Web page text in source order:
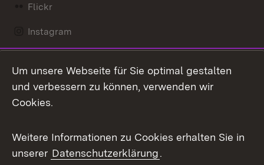
Flickr
Instagram
Mastodon
Messenger
Social Wall
X / Twitter
Um unsere Webseite für Sie optimal gestalten
und verbessern zu können, verwenden wir
Cookies.
Weitere Informationen zu Cookies erhalten Sie in
unserer Datenschutzerklärung.